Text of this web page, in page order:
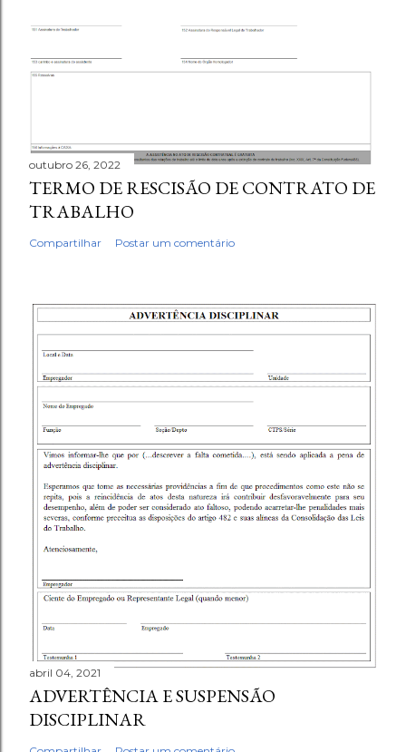
outubro 26, 2022
TERMO DE RESCISÃO DE CONTRATO DE
TRABALHO
Compartilhar Postar um comentário
abril 04, 2021
ADVERTÊNCIA E SUSPENSÃO
DISCIPLINAR